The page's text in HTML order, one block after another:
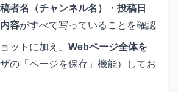
者名（チャンネル名）・投稿日
容がすべて写っていることを確認
ットに加え、 Webページ全体を
ザの「ページを保存」機能）してお